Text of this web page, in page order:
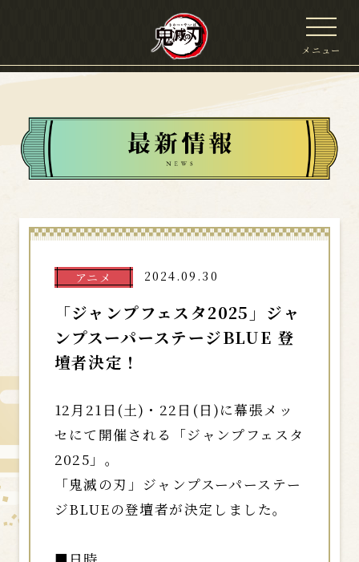
メニュー
アニメ 2024.09.30
「ジャンプフェスタ2025」ジャ
ンプスーパーステージBLUE 登
壇者決定！
12月21日(土)・22日(日)に幕張メッ
セにて開催される「ジャンプフェスタ
2025」。
「鬼滅の刃」ジャンプスーパーステー
ジBLUEの登壇者が決定しました。